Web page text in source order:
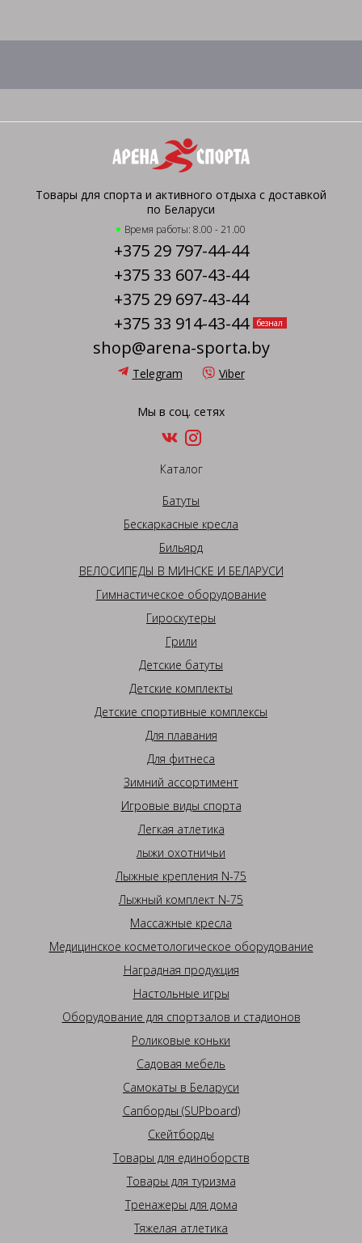
Товары для спорта и активного отдыха с доставкой
по Беларуси
Время работы: 8.00 - 21.00
+375 29 797-44-44
+375 33 607-43-44
+375 29 697-43-44
+375 33 914-43-44
безнал
shop@arena-sporta.by
Telegram Viber
Мы в соц. сетях
Каталог
Батуты
Бескаркасные кресла
Бильярд
ВЕЛОСИПЕДЫ В МИНСКЕ И БЕЛАРУСИ
Гимнастическое оборудование
Гироскутеры
Грили
Детские батуты
Детские комплекты
Детские спортивные комплексы
Для плавания
Для фитнеса
Зимний ассортимент
Игровые виды спорта
Легкая атлетика
лыжи охотничьи
Лыжные крепления N-75
Лыжный комплект N-75
Массажные кресла
Медицинское косметологическое оборудование
Наградная продукция
Настольные игры
Оборудование для спортзалов и стадионов
Роликовые коньки
Садовая мебель
Самокаты в Беларуси
Сапборды (SUPboard)
Скейтборды
Товары для единоборств
Товары для туризма
Тренажеры для дома
Тяжелая атлетика